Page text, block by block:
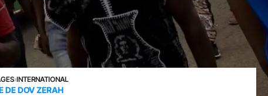
›INTERNATIONAL
DE DOV ZERAH